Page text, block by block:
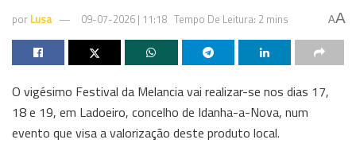
por Lusa 09-07-2026 | 11:18 Tempo De Leitura: 2 mins AA
O vigésimo Festival da Melancia vai realizar-se nos dias 17,
18 e 19, em Ladoeiro, concelho de Idanha-a-Nova, num
evento que visa a valorização deste produto local.